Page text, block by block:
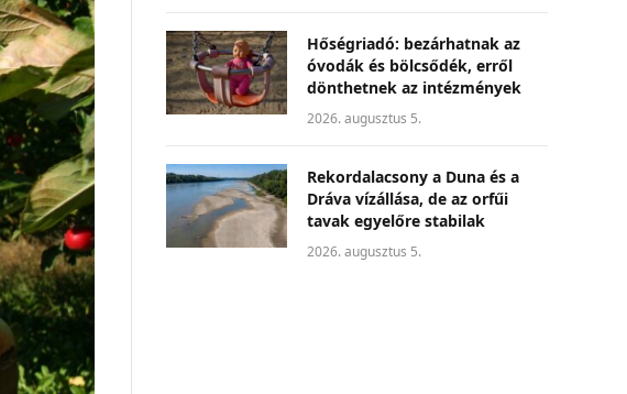
Hőségriadó: bezárhatnak az
óvodák és bölcsődék, erről
dönthetnek az intézmények
2026. augusztus 5.
Rekordalacsony a Duna és a
Dráva vízállása, de az orfűi
tavak egyelőre stabilak
2026. augusztus 5.